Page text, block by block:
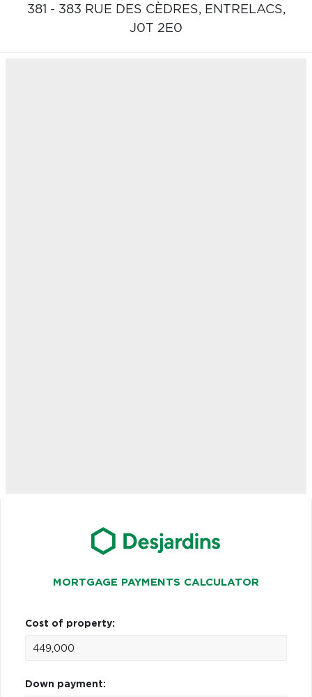
381 - 383 RUE DES CÈDRES, ENTRELACS,
J0T 2E0
MORTGAGE PAYMENTS CALCULATOR
Cost of property:
Down payment: